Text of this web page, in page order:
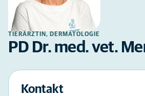
TIERÄRZTIN, DERMATOLOGIE
PD Dr. med. vet.
Kontakt